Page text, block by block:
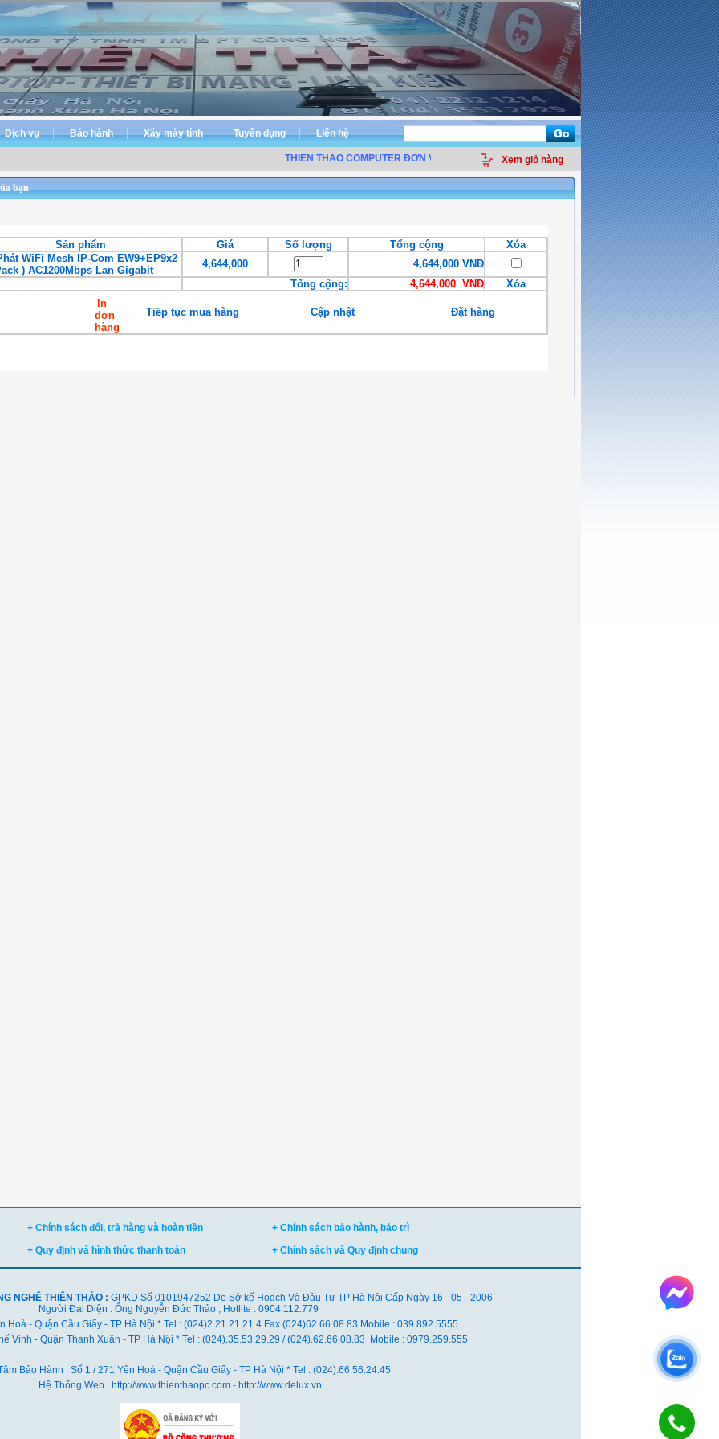
Dịch vụ Bảo hành Xây máy tính Tuyển dụng Liên hệ
THIÊN THẢO COMPUTER ĐƠN VỊ PHÂN PHỐI LINH KIỆN ĐIỆN TỬ MÁY TÍNH - THIẾT BỊ VĂN
Xem giỏ hàng
bạn
Sản phẩm Giá Số lượng Tổng cộng
Xóa
WiFi Mesh IP-Com EW9+EP9x2
) AC1200Mbps Lan Gigabit
4,644,000
4,644,000 VNĐ
Tổng cộng:
4,644,000 VNĐ
Xóa
In
đơn
hàng
Tiếp tục mua hàng Cập nhật Đặt hàng
+ Chính sách đổi, trả hàng và hoàn tiền
+ Chính sách bảo hành, bảo trì
+ Quy định và hình thức thanh toán + Chính sách và Quy định chung
NGHỆ THIÊN THẢO : GPKD Số 0101947252 Do Sở kế Hoạch Và Đầu Tư TP Hà Nội Cấp Ngày 16 - 05 - 2006
Người Đại Diện : Ông Nguyễn Đức Thảo ; Hotlite : 0904.112.779
Hoà - Quận Cầu Giấy - TP Hà Nội * Tel : (024)2.21.21.21.4 Fax (024)62.66.08.83 Mobile : 039.892.5555
Vinh - Quận Thanh Xuân - TP Hà Nội * Tel : (024).35.53.29.29 / (024).62.66.08.83 Mobile : 0979.259.555
Bảo Hành : Số 1 / 271 Yên Hoà - Quận Cầu Giấy - TP Hà Nội * Tel : (024).66.56.24.45
Hệ Thống Web : http://www.thienthaopc.com - http://www.delux.vn